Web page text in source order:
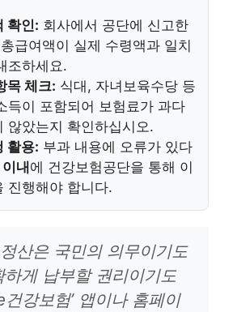
확인: 회사에서 공단에 신고한
급여액이 실제 수령액과 일치
조하세요.
목 체크: 식대, 자녀보육수당 등
득이 포함되어 보험료가 과다
않았는지 확인하십시오.
활용: 부과 내용에 오류가 있다
내에 건강보험공단을 통해 이
진행해야 합니다.
산은 국민의 의무이기도
하게 납부할 권리이기도
건강보험’ 앱이나 홈페이